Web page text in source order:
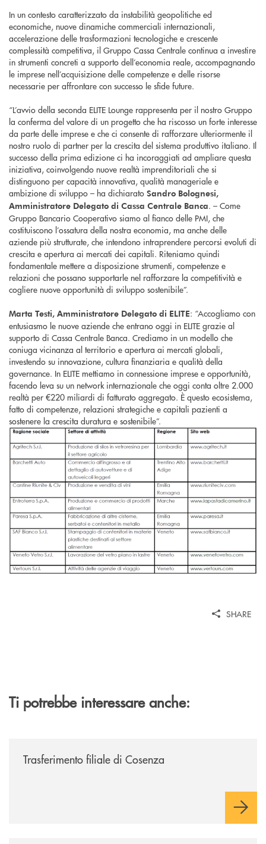
In un contesto caratterizzato da instabilità geopolitiche ed
economiche, nuove dinamiche commerciali internazionali,
accelerazione delle trasformazioni tecnologiche e crescente
complessità competitiva, il Gruppo Cassa Centrale continua a investire
in strumenti concreti a supporto dell’economia reale, accompagnando
le imprese nell’acquisizione delle competenze e delle risorse
necessarie per affrontare con successo le sfide future.
“L’avvio della seconda ELITE Lounge rappresenta per il nostro Gruppo
la conferma del valore di un progetto che ha riscosso un forte interesse
da parte delle imprese e che ci consente di rafforzare ulteriormente il
nostro ruolo di partner per la crescita del sistema produttivo italiano. Il
successo della prima edizione ci ha incoraggiati ad ampliare questa
iniziativa, coinvolgendo nuove realtà imprenditoriali che si
distinguono per capacità innovativa, qualità manageriale e
ambizione di sviluppo – ha dichiarato Sandro Bolognesi,
Amministratore Delegato di Cassa Centrale Banca. – Come
Gruppo Bancario Cooperativo siamo al fianco delle PMI, che
costituiscono l’ossatura della nostra economia, ma anche delle
aziende più strutturate, che intendono intraprendere percorsi evoluti di
crescita e apertura ai mercati dei capitali. Riteniamo quindi
fondamentale mettere a disposizione strumenti, competenze e
relazioni che possano supportarle nel rafforzare la competitività e
cogliere nuove opportunità di sviluppo sostenibile”.
Marta Testi, Amministratore Delegato di ELITE: “Accogliamo con
entusiasmo le nuove aziende che entrano oggi in ELITE grazie al
supporto di Cassa Centrale Banca. Crediamo in un modello che
coniuga vicinanza al territorio e apertura ai mercati globali,
investendo su innovazione, cultura finanziaria e qualità della
governance. In ELITE mettiamo in connessione imprese e opportunità,
facendo leva su un network internazionale che oggi conta oltre 2.000
realtà per €220 miliardi di fatturato aggregato. È questo ecosistema,
fatto di competenze, relazioni strategiche e capitali pazienti a
sostenere la crescita duratura e sostenibile”.
SHARE
Ti potrebbe interessare anche:
Trasferimento filiale di Cosenza